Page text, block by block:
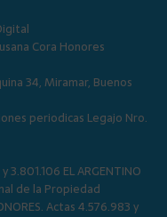
Cora Honores
34, Miramar, Buenos
periodicas Legajo Nro.
3.801.106 EL ARGENTINO
de la Propiedad
Actas 4.576.983 y